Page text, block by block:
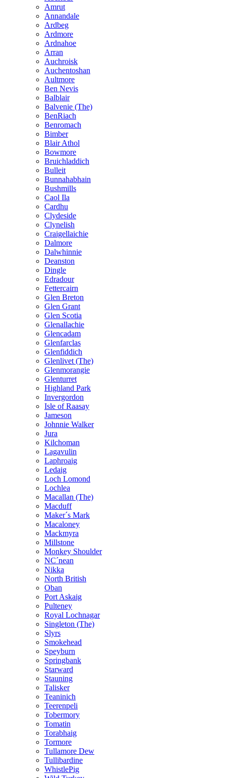
Amrut
Annandale
Ardbeg
Ardmore
Ardnahoe
Arran
Auchroisk
Auchentoshan
Aultmore
Ben Nevis
Balblair
Balvenie (The)
BenRiach
Benromach
Bimber
Blair Athol
Bowmore
Bruichladdich
Bulleit
Bunnahabhain
Bushmills
Caol Ila
Cardhu
Clydeside
Clynelish
Craigellaichie
Dalmore
Dalwhinnie
Deanston
Dingle
Edradour
Fettercairn
Glen Breton
Glen Grant
Glen Scotia
Glenallachie
Glencadam
Glenfarclas
Glenfiddich
Glenlivet (The)
Glenmorangie
Glenturret
Highland Park
Invergordon
Isle of Raasay
Jameson
Johnnie Walker
Jura
Kilchoman
Lagavulin
Laphroaig
Ledaig
Loch Lomond
Lochlea
Macallan (The)
Macduff
Maker´s Mark
Macaloney
Mackmyra
Millstone
Monkey Shoulder
NC´nean
Nikka
North British
Oban
Port Askaig
Pulteney
Royal Lochnagar
Singleton (The)
Slyrs
Smokehead
Speyburn
Springbank
Starward
Stauning
Talisker
Teaninich
Teerenpeli
Tobermory
Tomatin
Torabhaig
Tormore
Tullamore Dew
Tullibardine
WhistlePig